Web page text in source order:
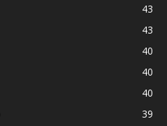
43
43
40
40
40
39